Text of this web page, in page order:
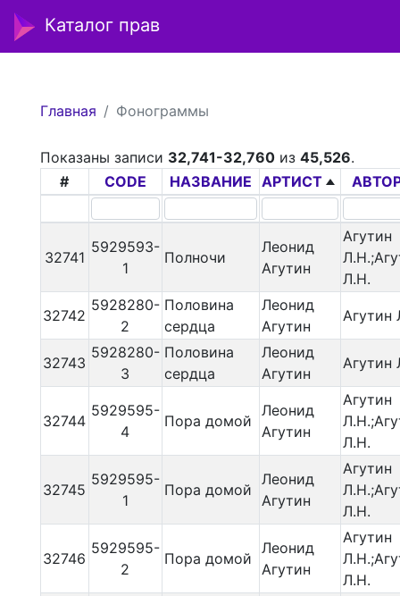
Каталог прав
Главная Фонограммы
Показаны записи 32,741-32,760из 45,526.
#
CODE НАЗВАНИЕ АРТИСТ
32741
5929593-
1
Полночи
Леонид
Агутин
Агутин
Л.Н.
32742
5928280-
2
Половина
сердца
Леонид
Агутин
Агутин
32743
5928280-
3
Половина
сердца
Леонид
Агутин
Агутин
32744
5929595-
4
Пора домой
Леонид
Агутин
Агутин
Л.Н.
32745
5929595-
1
Пора домой
Леонид
Агутин
Агутин
Л.Н.
32746
5929595-
2
Пора домой
Леонид
Агутин
Агутин
Л.Н.